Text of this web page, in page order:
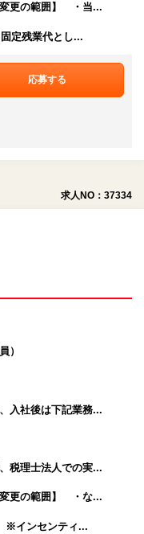
更の範囲】 ・当...
定残業代とし...
応募する
求人NO：37334
）
入社後は下記業務...
税理士法人での実...
更の範囲】 ・な...
インセンティ...